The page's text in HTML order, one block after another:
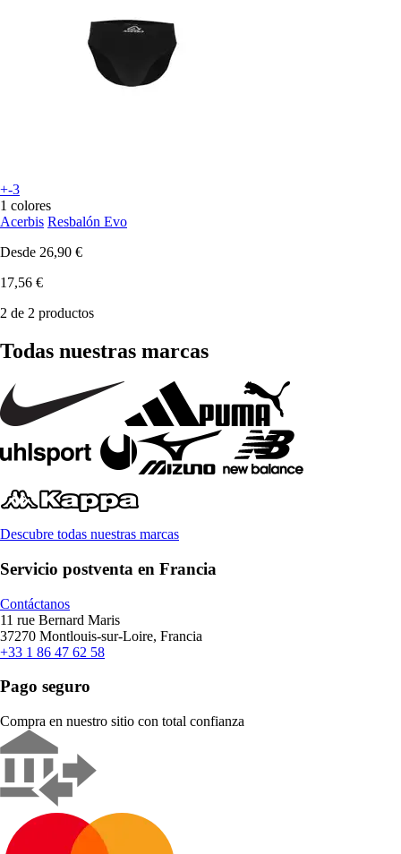
+-3
1 colores
Acerbis Resbalón Evo
Desde 26,90 €
17,56 €
2 de 2 productos
Todas nuestras marcas
Descubre todas nuestras marcas
Servicio postventa en Francia
Contáctanos
11 rue Bernard Maris
37270 Montlouis-sur-Loire, Francia
+33 1 86 47 62 58
Pago seguro
Compra en nuestro sitio con total confianza